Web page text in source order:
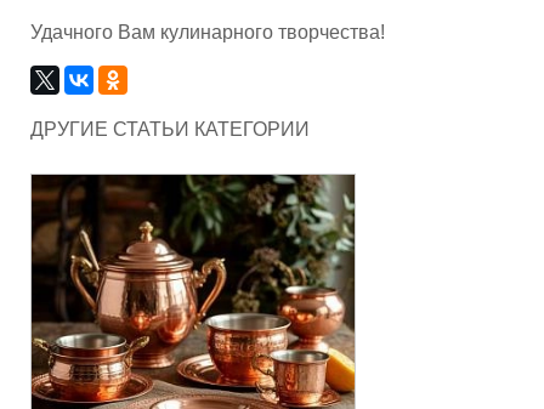
Удачного Вам кулинарного творчества!
ДРУГИЕ СТАТЬИ КАТЕГОРИИ